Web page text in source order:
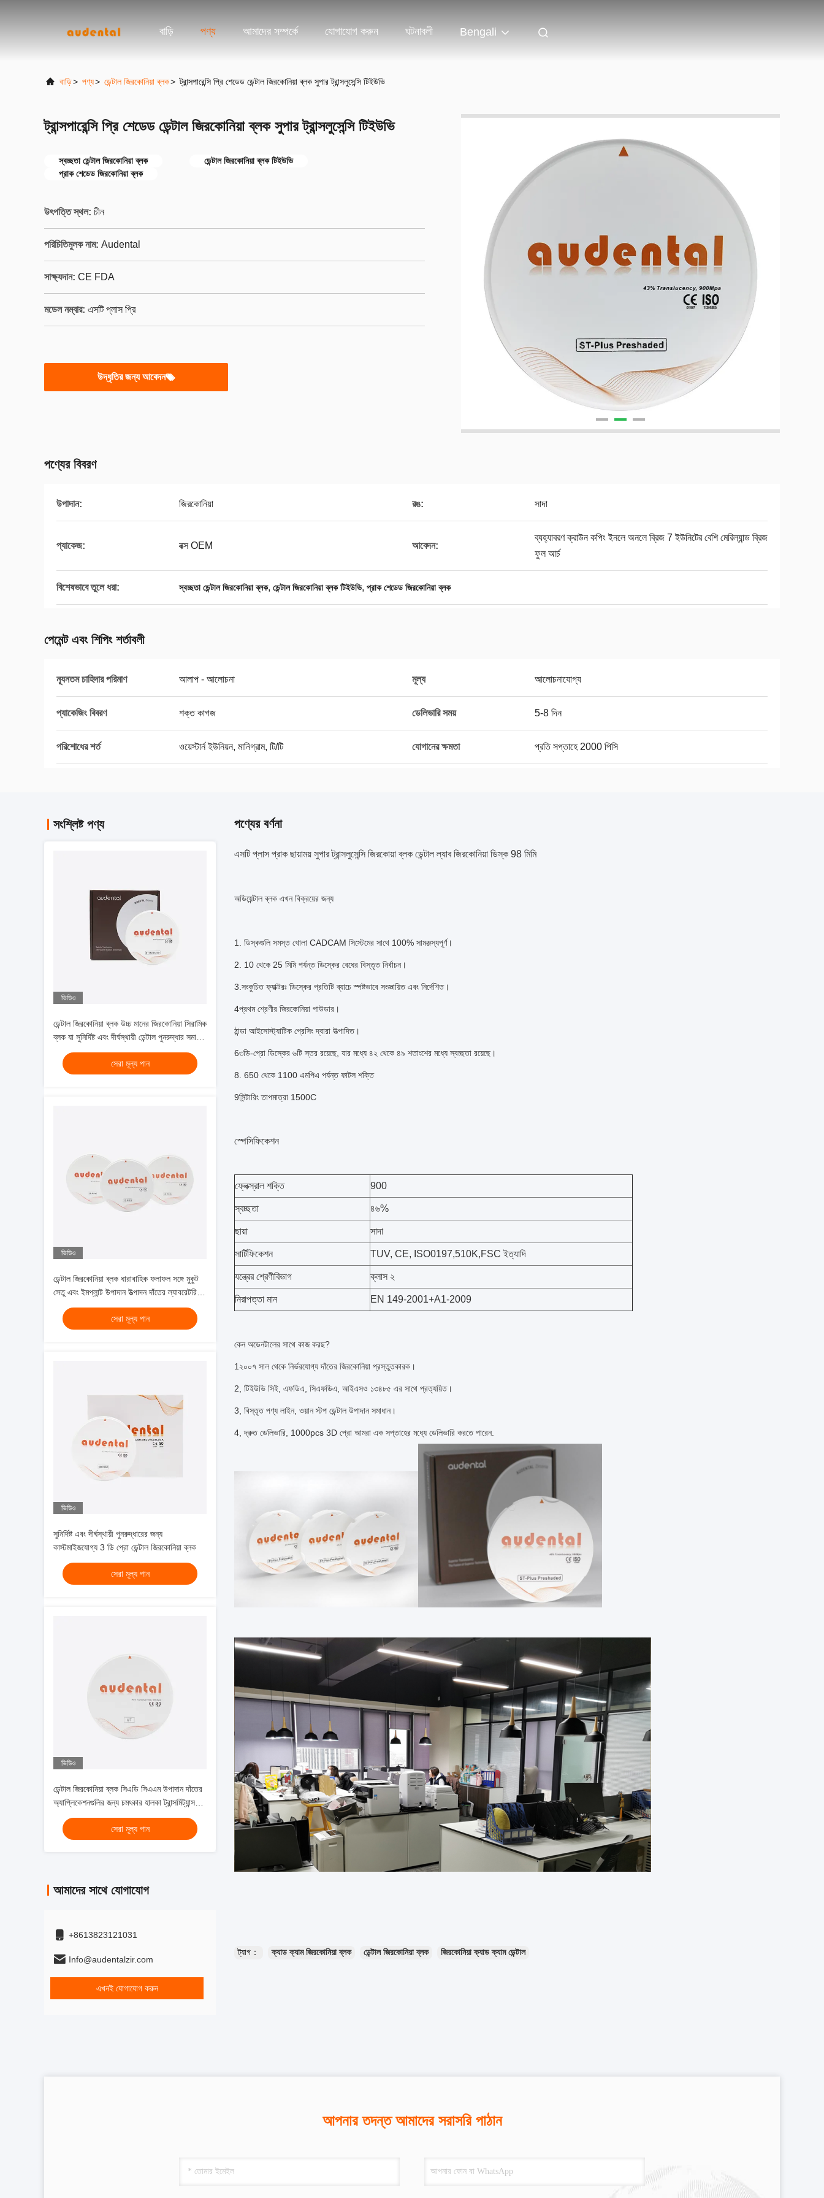
বাড়ি পণ্য আমাদের সম্পর্কে যোগাযোগ করুন ঘটনাবলী Bengali
বাড়ি> পণ্য> ডেন্টাল জিরকোনিয়া ব্লক> ট্রান্সপারেন্সি প্রি শেডেড ডেন্টাল জিরকোনিয়া ব্লক সুপার ট্রান্সলুসেন্সি টিইউভি
ট্রান্সপারেন্সি প্রি শেডেড ডেন্টাল জিরকোনিয়া ব্লক সুপার ট্রান্সলুসেন্সি টিইউভি
স্বচ্ছতা ডেন্টাল জিরকোনিয়া ব্লক
ডেন্টাল জিরকোনিয়া ব্লক টিইউভি
প্রাক শেডেড জিরকোনিয়া ব্লক
উৎপত্তি স্থল: চীন
পরিচিতিমুলক নাম: Audental
সাক্ষ্যদান: CE FDA
মডেল নম্বার: এসটি প্লাস প্রি
উদ্ধৃতির জন্য আবেদন
পণ্যের বিবরণ
উপাদান: জিরকোনিয়া রঙ: সাদা
প্যাকেজ: বক্স OEM আবেদন:
ব্যহ্যাবরণ ক্রাউন কপিং ইনলে অনলে ব্রিজ 7 ইউনিটের বেশি মেরিল্যান্ড ব্রিজ
ফুল আর্চ
বিশেষভাবে তুলে ধরা: স্বচ্ছতা ডেন্টাল জিরকোনিয়া ব্লক, ডেন্টাল জিরকোনিয়া ব্লক টিইউভি, প্রাক শেডেড জিরকোনিয়া ব্লক
পেমেন্ট এবং শিপিং শর্তাবলী
ন্যূনতম চাহিদার পরিমাণ আলাপ - আলোচনা মূল্য আলোচনাযোগ্য
প্যাকেজিং বিবরণ শক্ত কাগজ ডেলিভারি সময় 5-8 দিন
পরিশোধের শর্ত ওয়েস্টার্ন ইউনিয়ন, মানিগ্রাম, টি/টি যোগানের ক্ষমতা প্রতি সপ্তাহে 2000 পিসি
সংশ্লিষ্ট পণ্য
ভিডিও
ডেন্টাল জিরকোনিয়া ব্লক উচ্চ মানের জিরকোনিয়া সিরামিক
ব্লক যা সুনির্দিষ্ট এবং দীর্ঘস্থায়ী ডেন্টাল পুনরুদ্ধার সমাধান
প্রদান করে
সেরা মূল্য পান
ভিডিও
ডেন্টাল জিরকোনিয়া ব্লক ধারাবাহিক ফলাফল সঙ্গে মুকুট
সেতু এবং ইমপ্লান্ট উপাদান উত্পাদন দাঁতের ল্যাবরেটরির
জন্য আদর্শ
সেরা মূল্য পান
ভিডিও
সুনির্দিষ্ট এবং দীর্ঘস্থায়ী পুনরুদ্ধারের জন্য
কাস্টমাইজযোগ্য 3 ডি প্রো ডেন্টাল জিরকোনিয়া ব্লক
সেরা মূল্য পান
ভিডিও
ডেন্টাল জিরকোনিয়া ব্লক সিএডি সিএএম উপাদান দাঁতের
অ্যাপ্লিকেশনগুলির জন্য চমৎকার হালকা ট্রান্সমিট্যান্স
এবং সিনট্রেটিং পারফরম্যান্স সহ
সেরা মূল্য পান
আমাদের সাথে যোগাযোগ
+8613823121031
Info@audentalzir.com
এখনই যোগাযোগ করুন
পণ্যের বর্ণনা
এসটি প্লাস প্রাক ছায়াময় সুপার ট্রান্সলুসেন্সি জিরকোয়া ব্লক ডেন্টাল ল্যাব জিরকোনিয়া ডিস্ক 98 মিমি
অডিয়েন্টাল ব্লক এখন বিক্রয়ের জন্য
1. ডিস্কগুলি সমস্ত খোলা CADCAM সিস্টেমের সাথে 100% সামঞ্জস্যপূর্ণ।
2. 10 থেকে 25 মিমি পর্যন্ত ডিস্কের বেধের বিস্তৃত নির্বাচন।
3.সংকুচিত ফ্যাক্টরঃ ডিস্কের প্রতিটি ব্যাচে স্পষ্টভাবে সংজ্ঞায়িত এবং নির্দেশিত।
4প্রথম শ্রেণীর জিরকোনিয়া পাউডার।
ঠান্ডা আইসোস্ট্যাটিক প্রেসিং দ্বারা উত্পাদিত।
6৩ডি-প্রো ডিস্কের ৬টি স্তর রয়েছে, যার মধ্যে ৪২ থেকে ৪৯ শতাংশের মধ্যে স্বচ্ছতা রয়েছে।
8. 650 থেকে 1100 এমপিএ পর্যন্ত ফাটল শক্তি
9সিন্টারিং তাপমাত্রা 1500C
স্পেসিফিকেশন
ফ্লেক্স্রাল শক্তি 900
স্বচ্ছতা ৪৬%
ছায়া সাদা
সার্টিফিকেশন TUV, CE, ISO0197,510K,FSC ইত্যাদি
যন্ত্রের শ্রেণীবিভাগ ক্লাস ২
নিরাপত্তা মান EN 149-2001+A1-2009
কেন অডেনটালের সাথে কাজ করছ?
1২০০৭ সাল থেকে নির্ভরযোগ্য দাঁতের জিরকোনিয়া প্রস্তুতকারক।
2, টিইউভি সিই, এফডিএ, সিএফডিএ, আইএসও ১৩৪৮৫ এর সাথে প্রত্যয়িত।
3, বিস্তৃত পণ্য লাইন, ওয়ান স্টপ ডেন্টাল উপাদান সমাধান।
4, দ্রুত ডেলিভারি, 1000pcs 3D প্রো আমরা এক সপ্তাহের মধ্যে ডেলিভারি করতে পারেন.
ট্যাগ： ক্যাড ক্যাম জিরকোনিয়া ব্লক ডেন্টাল জিরকোনিয়া ব্লক জিরকোনিয়া ক্যাড ক্যাম ডেন্টাল
আপনার তদন্ত আমাদের সরাসরি পাঠান